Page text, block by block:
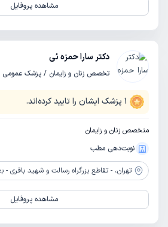
مشاهده پروفایل
دکتر سارا حمزه ئی
تخصص زنان و زایمان / پزشک عمومی
1 پزشک ایشان را تایید کرده‌اند.
متخصص زنان و زایمان
نوبت‌دهی مطب
تهران، - تقاطع بزرگراه رسالت و شهید باقری - بعد از ایستگاه متروی شهید باقری -
مشاهده پروفایل